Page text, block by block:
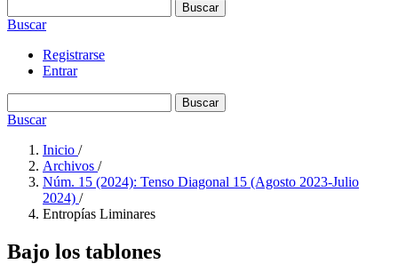
Buscar
Buscar
Registrarse
Entrar
Buscar
Buscar
Inicio /
Archivos /
Núm. 15 (2024): Tenso Diagonal 15 (Agosto 2023-Julio
2024) /
Entropías Liminares
Bajo los tablones